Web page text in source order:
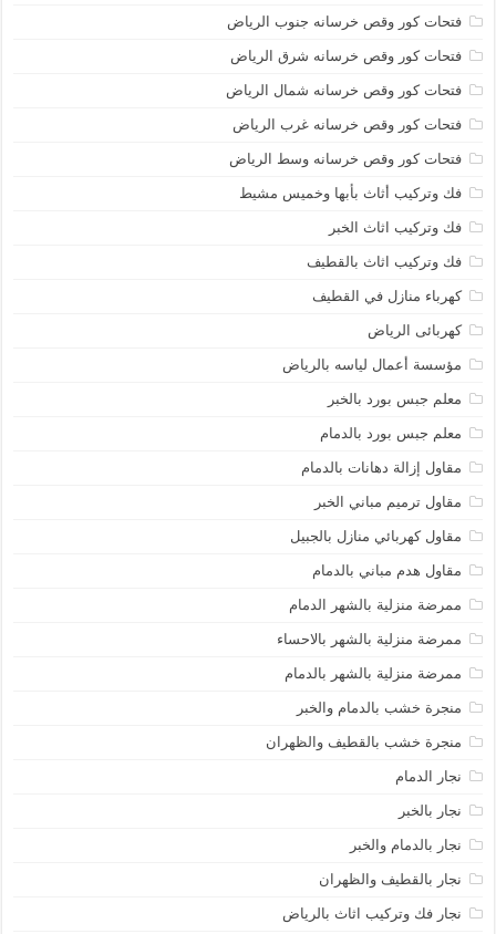
فتحات كور وقص خرسانه جنوب الرياض
فتحات كور وقص خرسانه شرق الرياض
فتحات كور وقص خرسانه شمال الرياض
فتحات كور وقص خرسانه غرب الرياض
فتحات كور وقص خرسانه وسط الرياض
فك وتركيب أثاث بأبها وخميس مشيط
فك وتركيب اثاث الخبر
فك وتركيب اثاث بالقطيف
كهرباء منازل في القطيف
كهربائى الرياض
مؤسسة أعمال لياسه بالرياض
معلم جبس بورد بالخبر
معلم جبس بورد بالدمام
مقاول إزالة دهانات بالدمام
مقاول ترميم مباني الخبر
مقاول كهربائي منازل بالجبيل
مقاول هدم مباني بالدمام
ممرضة منزلية بالشهر الدمام
ممرضة منزلية بالشهر بالاحساء
ممرضة منزلية بالشهر بالدمام
منجرة خشب بالدمام والخبر
منجرة خشب بالقطيف والظهران
نجار الدمام
نجار بالخبر
نجار بالدمام والخبر
نجار بالقطيف والظهران
نجار فك وتركيب اثاث بالرياض